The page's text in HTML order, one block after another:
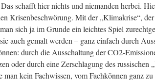
schafft hier nichts und niemanden herbei.
Krisenbeschwörung. Mit der „Klimakrise“,
sich ja im Grunde ein leichtes Spiel
auch gemalt werden – ganz einfach durch
durch die Ausschaltung der CO2-
oder durch eine Zerschlagung des
man kein Fachwissen, vom Fachkönnen ganz